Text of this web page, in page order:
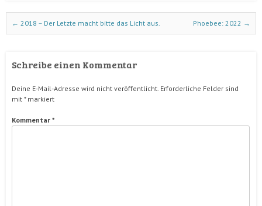
Beitrags-Navigation
← 2018 – Der Letzte macht bitte das Licht aus. Phoebee: 2022 →
Schreibe einen Kommentar
Deine E-Mail-Adresse wird nicht veröffentlicht. Erforderliche Felder sind
mit *markiert
Kommentar *